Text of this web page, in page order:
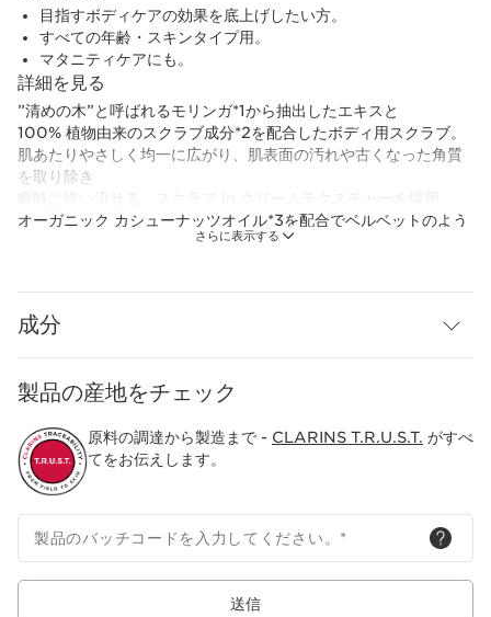
さらに表示する
目指すボディケアの効果を底上げしたい方。
すべての年齢・スキンタイプ用。
マタニティケアにも。
詳細を見る
”清めの木”と呼ばれるモリンガ*1から抽出したエキスと
100% 植物由来のスクラブ成分*2を配合したボディ用スクラブ。
肌あたりやさしく均一に広がり、肌表面の汚れや古くなった角質
を取り除き
瞬時に洗い流せる、スクラブ in クリームテクスチャーを採用。
オーガニック カシューナッツオイル*3を配合でベルベットのよう
な、なめらかな仕上がりに導きます。
マタニティケアとしてもおすすめです。
*1 ワサビノキ種子エキス (保湿成分) *2 結晶セルロース *3 カシュ
ーナット種子油 (保護成分)
成分
製品の産地をチェック
原料の調達から製造まで - CLARINS T.R.U.S.T. がすべ
てをお伝えします。
製品のバッチコードを入力してください。 *
送信